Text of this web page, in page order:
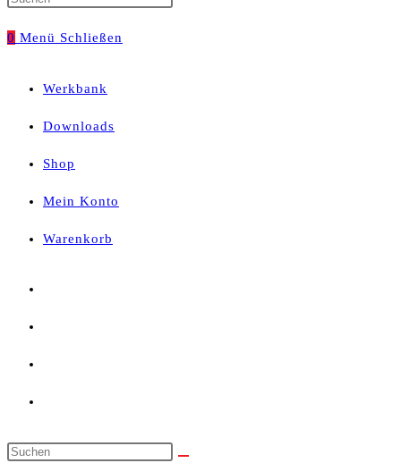
0 Menü Schließen
Werkbank
Downloads
Shop
Mein Konto
Warenkorb
Diese